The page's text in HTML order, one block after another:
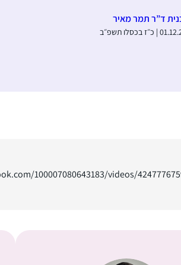
ד”ר תמר מאיר
בכסלו תשפ״ב
100007080643183/videos/